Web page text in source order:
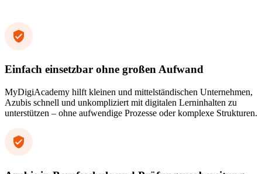
Einfach einsetzbar ohne großen Aufwand
MyDigiAcademy hilft kleinen und mittelständischen Unternehmen,
Azubis schnell und unkompliziert mit digitalen Lerninhalten zu
unterstützen – ohne aufwendige Prozesse oder komplexe Strukturen.